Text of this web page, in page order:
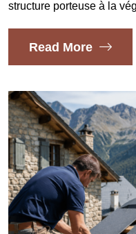
structure porteuse à la
Read More